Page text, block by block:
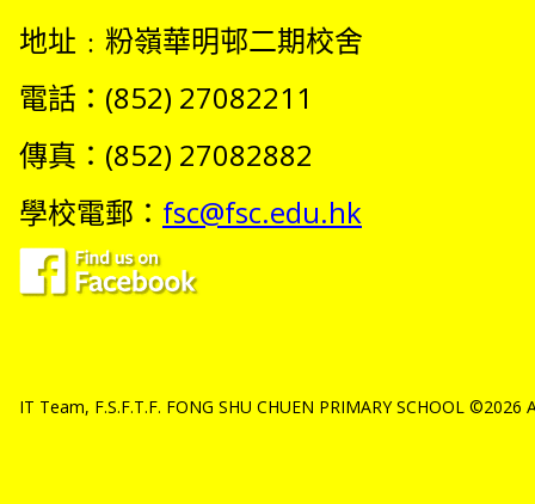
地址﹕粉嶺華明邨二期校舍
電話：(852) 27082211
傳真：(852) 27082882
學校電郵： fsc@fsc.edu.hk
IT Team, F.S.F.T.F. FONG SHU CHUEN PRIMARY SCHOOL ©2026